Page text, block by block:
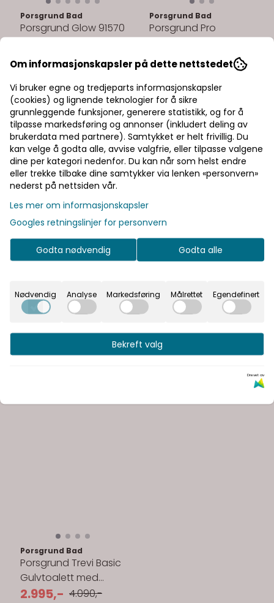
Porsgrund Bad
Porsgrund Glow 91570
2.125,-
Kjøp
Porsgrund Bad
Porsgrund Pro
S-lås
4.390,-
Kjøp
-27%
Porsgrund Bad
Porsgrund Trevi Basic
Gulvtoalett med
Åpen S-lås
2.995,- 4.090,-
Om informasjonskapsler på dette nettstedet
Vi bruker egne og tredjeparts informasjonskapsler
(cookies) og lignende teknologier for å sikre
grunnleggende funksjoner, generere statistikk, og for å
tilpasse markedsføring og annonser (inkludert deling av
brukerdata med partnere). Samtykket er helt frivillig. Du
kan velge å godta alle, avvise valgfrie, eller tilpasse valgene
dine per kategori nedenfor. Du kan når som helst endre
eller trekke tilbake dine samtykker via lenken «personvern»
nederst på nettsiden vår.
Les mer om informasjonskapsler
Googles retningslinjer for personvern
Godta nødvendig Godta alle
Nødvendig Analyse Markedsføring Målrettet Egendefinert
Bekreft valg
Drevet av